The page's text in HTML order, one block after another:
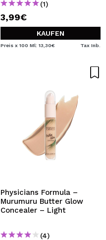
(1)
3,99€
KAUFEN
Preis x 100 Ml: 13,30€ Tax Inb.
Physicians Formula –
Murumuru Butter Glow
Concealer – Light
(4)